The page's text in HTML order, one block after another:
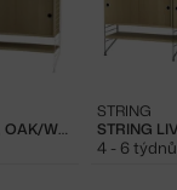
STRING LIVING ROOM F, OAK/WHITE
STRING
4 - 6 týdnů